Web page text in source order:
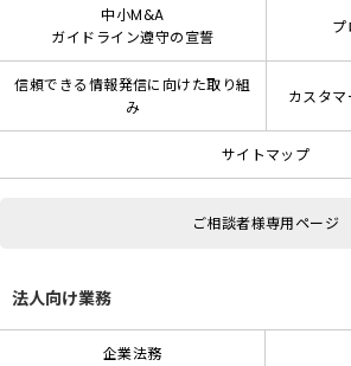
中小M&A
ガイドライン遵守の宣誓
信頼できる情報発信に向けた取り組
み
カスタ
サイトマップ
ご相談者様専用ページ
法人向け業務
企業法務